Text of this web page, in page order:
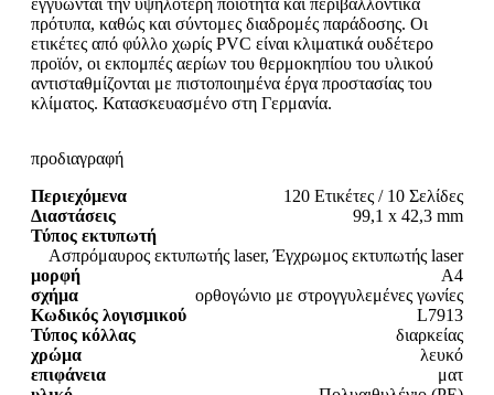
εγγυώνται την υψηλότερη ποιότητα και περιβαλλοντικά
πρότυπα, καθώς και σύντομες διαδρομές παράδοσης. Οι
ετικέτες από φύλλο χωρίς PVC είναι κλιματικά ουδέτερο
προϊόν, οι εκπομπές αερίων του θερμοκηπίου του υλικού
αντισταθμίζονται με πιστοποιημένα έργα προστασίας του
κλίματος. Κατασκευασμένο στη Γερμανία.
προδιαγραφή
Περιεχόμενα
120 Ετικέτες / 10 Σελίδες
Διαστάσεις
99,1 x 42,3 mm
Τύπος εκτυπωτή
Ασπρόμαυρος εκτυπωτής laser, Έγχρωμος εκτυπωτής laser
μορφή
A4
σχήμα
ορθογώνιο με στρογγυλεμένες γωνίες
Κωδικός λογισμικού
L7913
Τύπος κόλλας
διαρκείας
χρώμα
λευκό
επιφάνεια
ματ